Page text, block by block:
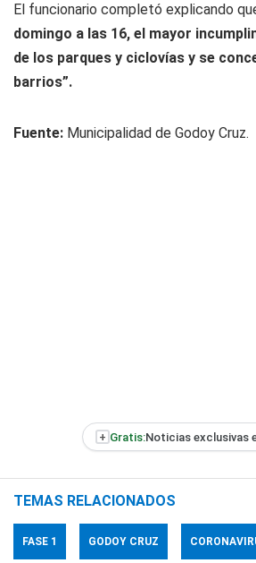
El funcionario completó explicando
domingo a las 16, el mayor
de los parques y ciclovías y se
barrios”.
Fuente: Municipalidad de Godoy Cruz.
+ Gratis:Noticias exclusivas
TEMAS RELACIONADOS
FASE 1 GODOY CRUZ